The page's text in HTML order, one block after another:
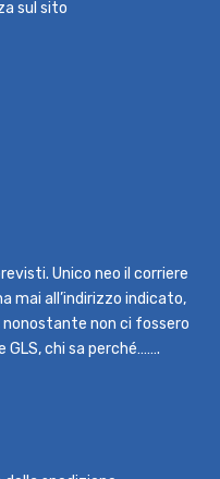
sul sito
Unico neo il corriere
mai all’indirizzo indicato,
non ci fossero
chi sa perché…….